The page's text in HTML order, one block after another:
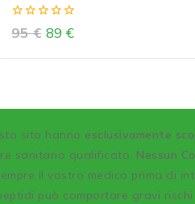
0
out
95€ 89€
sito hanno esclusivamente
sanitario qualificato. Nessun
il vostro medico prima di
può comportare gravi